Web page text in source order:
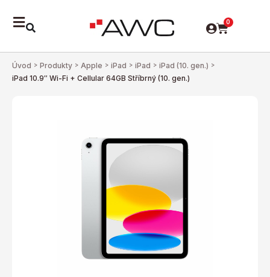
0
Úvod > Produkty > Apple > iPad > iPad > iPad (10. gen.) >
iPad 10.9″ Wi-Fi + Cellular 64GB Stříbrný (10. gen.)